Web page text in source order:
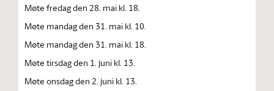
Møte fredag den 28. mai kl. 18.
Møte mandag den 31. mai kl. 10.
Møte mandag den 31. mai kl. 18.
Møte tirsdag den 1. juni kl. 13.
Møte onsdag den 2. juni kl. 13.